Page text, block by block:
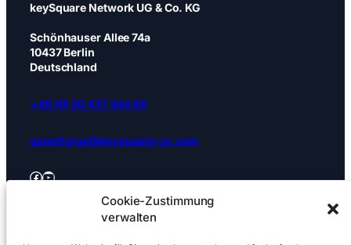
Cookie-Zustimmung
verwalten
keySquare Network UG & Co. KG
Schönhauser Allee 74a
10437 Berlin
Deutschland
+49 (0) 30 437 344 88
gameforge@keysquare-pr.com
Facebook
YouTube
Datenschutz| Cookies